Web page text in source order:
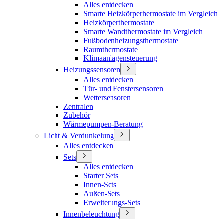
Alles entdecken
Smarte Heizkörperhermostate im Vergleich
Heizkörperthermostate
Smarte Wandthermostate im Vergleich
Fußbodenheizungsthermostate
Raumthermostate
Klimaanlagensteuerung
Heizungssensoren
Alles entdecken
Tür- und Fenstersensoren
Wettersensoren
Zentralen
Zubehör
Wärmepumpen-Beratung
Licht & Verdunkelung
Alles entdecken
Sets
Alles entdecken
Starter Sets
Innen-Sets
Außen-Sets
Erweiterungs-Sets
Innenbeleuchtung